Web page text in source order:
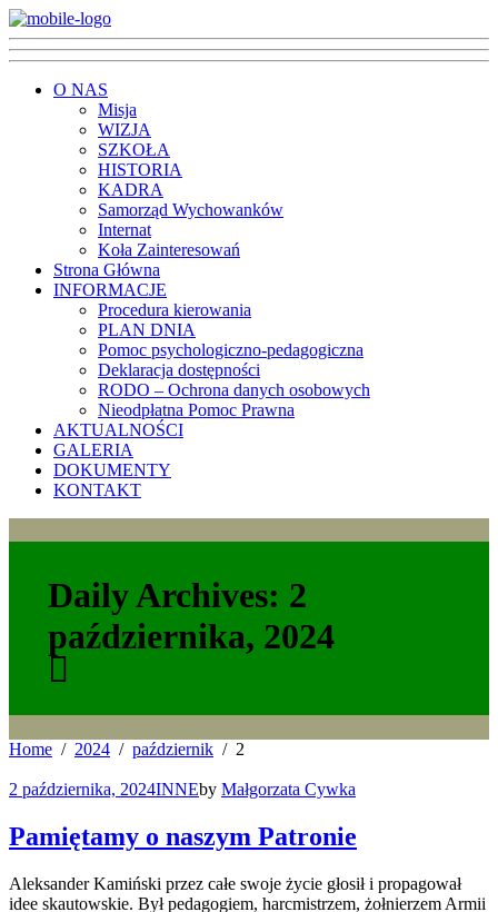
O NAS
Misja
WIZJA
SZKOŁA
HISTORIA
KADRA
Samorząd Wychowanków
Internat
Koła Zainteresowań
Strona Główna
INFORMACJE
Procedura kierowania
PLAN DNIA
Pomoc psychologiczno-pedagogiczna
Deklaracja dostępności
RODO – Ochrona danych osobowych
Nieodpłatna Pomoc Prawna
AKTUALNOŚCI
GALERIA
DOKUMENTY
KONTAKT
Daily Archives: 2
października, 2024
Home 2024 październik 2
2 października, 2024INNEby Małgorzata Cywka
Pamiętamy o naszym Patronie
Aleksander Kamiński przez całe swoje życie głosił i propagował
idee skautowskie. Był pedagogiem, harcmistrzem, żołnierzem Armii